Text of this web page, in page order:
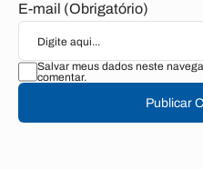
E-mail (Obrigatório)
Salvar meus dados neste
comentar.
Publicar